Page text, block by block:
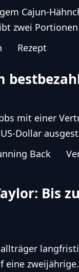
Cajun-
zwei
Rezept
mit einer
Dollar
Back
Bis
eine